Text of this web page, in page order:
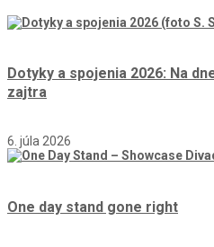
Dotyky a spojenia 2026: Na
zajtra
6. júla 2026
One day stand gone right